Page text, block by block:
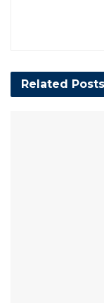
Related Posts